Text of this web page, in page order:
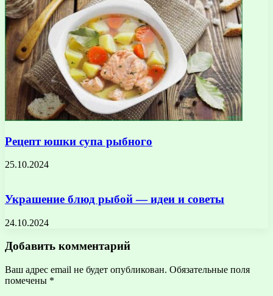
Рецепт юшки супа рыбного
25.10.2024
Украшение блюд рыбой — идеи и советы
24.10.2024
Добавить комментарий
Ваш адрес email не будет опубликован. Обязательные поля
помечены *